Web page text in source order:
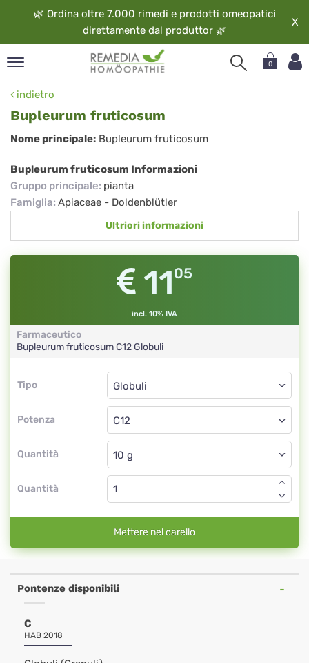
🌿 Ordina oltre 7.000 rimedi e prodotti omeopatici
direttamente dal produttor 🌿
X
0
indietro
Bupleurum fruticosum
Bupleurum
fruticosum
Nome principale: Bupleurum fruticosum
Bupleurum fruticosum Informazioni
Gruppo principale: pianta
Famiglia: Apiaceae - Doldenblütler
Ultriori informazioni
1105
incl. 10% IVA
Farmaceutico
Bupleurum fruticosumC12Globuli
Tipo
Tipo
Potenza
Globuli
C12
Quantità
Globuli
Quantità
Mettere nel carello
Pontenze disponibili
C
HAB 2018